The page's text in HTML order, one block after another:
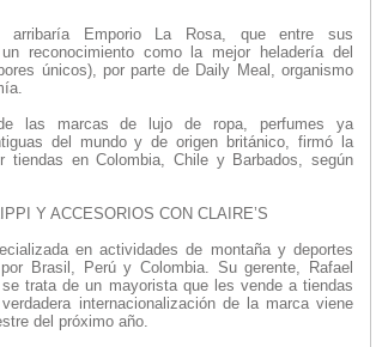
arribaría Emporio La Rosa, que entre sus
reconocimiento como la mejor heladería del
únicos), por parte de Daily Meal, organismo
las marcas de lujo de ropa, perfumes ya
del mundo y de origen británico, firmó la
tiendas en Colombia, Chile y Barbados, según
Y ACCESORIOS CON CLAIRE’S
en actividades de montaña y deportes
por Brasil, Perú y Colombia. Su gerente, Rafael
trata de un mayorista que les vende a tiendas
internacionalización de la marca viene
del próximo año.